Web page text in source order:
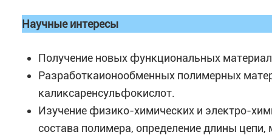
Научные интересы
Получение новых функциональных
Разработкаионообменных полимерных
каликсаренсульфокислот.
Изучение физико-химических и электро-
состава полимера, определение длины